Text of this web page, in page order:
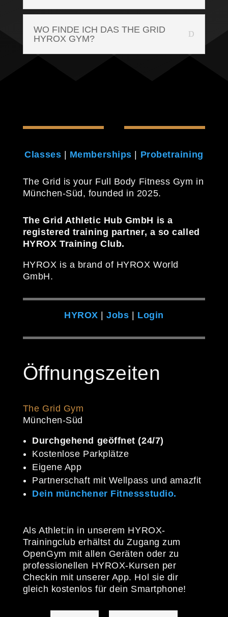
WO FINDE ICH DAS THE GRID
HYROX GYM?
Classes | Memberships | Probetraining
The Grid is your Full Body Fitness Gym in
München-Süd, founded in 2025.
The Grid Athletic Hub GmbH is a
registered training partner, a so called
HYROX Training Club.
HYROX is a brand of HYROX World
GmbH.
HYROX |Jobs | Login
Öffnungszeiten
The Grid Gym
München-Süd
Durchgehend geöffnet (24/7)
Kostenlose Parkplätze
Eigene App
Partnerschaft mit Wellpass und amazfit
Dein münchener Fitnessstudio.
Als Athlet:in in unserem HYROX-
Trainingclub erhältst du Zugang zum
OpenGym mit allen Geräten oder zu
professionellen HYROX-Kursen per
Checkin mit unserer App. Hol sie dir
gleich kostenlos für dein Smartphone!